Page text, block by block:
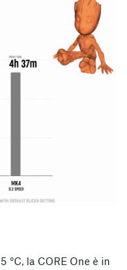
°C, la CORE One è in